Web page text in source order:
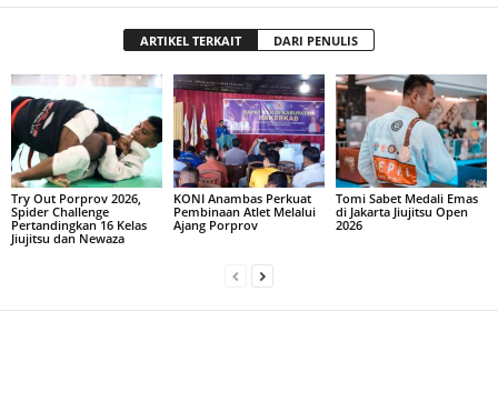
ARTIKEL TERKAIT DARI PENULIS
Try Out Porprov 2026,
Spider Challenge
Pertandingkan 16 Kelas
Jiujitsu dan Newaza
KONI Anambas Perkuat
Pembinaan Atlet Melalui
Ajang Porprov
Tomi Sabet Medali Emas
di Jakarta Jiujitsu Open
2026